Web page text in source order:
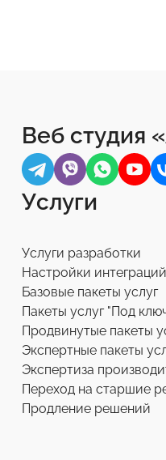
Веб студия
Услуги
Услуги разработки
Настройки
Базовые пакеты услуг
Пакеты услуг "Под
Продвинутые пакеты
Экспертные пакеты
Экспертиза
Переход на старшие
Продление решений